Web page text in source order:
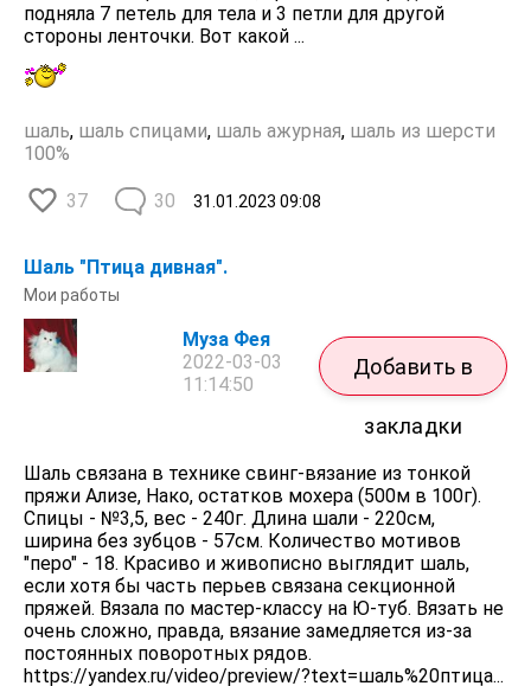
подняла 7 петель для тела и 3 петли для другой
стороны ленточки. Вот какой ...
шаль, шаль спицами, шаль ажурная, шаль из шерсти
100%
37 31.01.2023 09:08
30
Шаль "Птица дивная".
Мои работы
Муза Фея
2022-03-03
11:14:50
Добавить в
закладки
Шаль связана в технике свинг-вязание из тонкой
пряжи Ализе, Нако, остатков мохера (500м в 100г).
Спицы - №3,5, вес - 240г. Длина шали - 220см,
ширина без зубцов - 57см. Количество мотивов
"перо" - 18. Красиво и живописно выглядит шаль,
если хотя бы часть перьев связана секционной
пряжей. Вязала по мастер-классу на Ю-туб. Вязать не
очень сложно, правда, вязание замедляется из-за
постоянных поворотных рядов.
https://yandex.ru/video/preview/?text=шаль%20птица...